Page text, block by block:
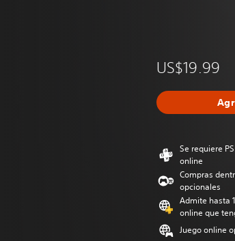
US$19.99
Se requiere
online
Compras
opcionales
Admite hasta
online que
Juego online